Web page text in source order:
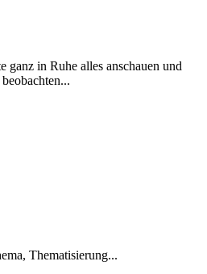
ganz in Ruhe alles anschauen und
Thematisierung...